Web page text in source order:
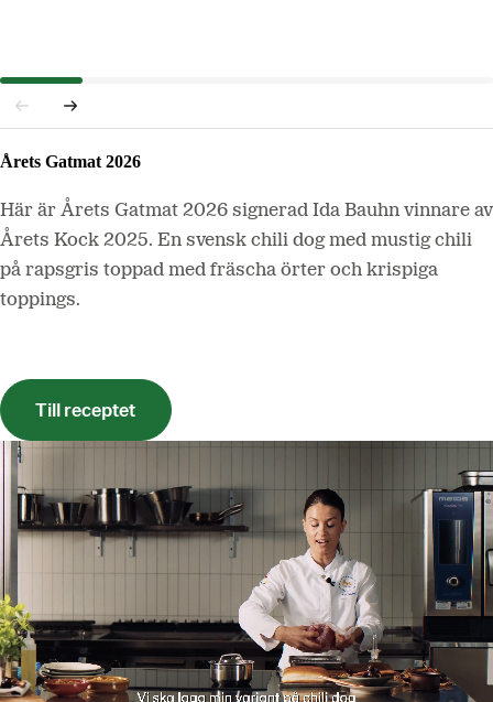
Årets Gatmat 2026
Här är Årets Gatmat 2026 signerad Ida Bauhn vinnare av
Årets Kock 2025. En svensk chili dog med mustig chili
på rapsgris toppad med fräscha örter och krispiga
toppings.
Till receptet